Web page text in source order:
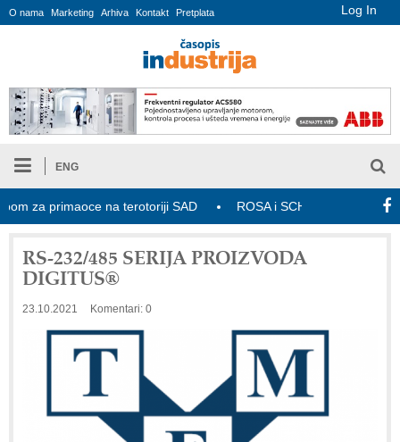
Log In
O nama Marketing Arhiva Kontakt Pretplata
ENG
primaoce na terotoriji SAD ROSA i SCHUNK podižu
RS-232/485 SERIJA PROIZVODA
DIGITUS®
23.10.2021 Komentari: 0